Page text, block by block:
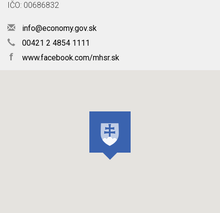
IČO: 00686832
info@economy.gov.sk
00421 2 4854 1111
f www.facebook.com/mhsr.sk